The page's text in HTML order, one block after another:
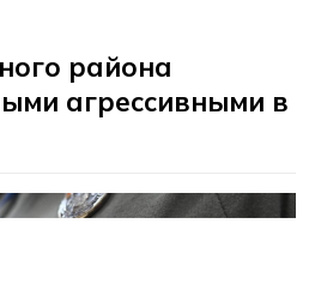
района
агрессивными в